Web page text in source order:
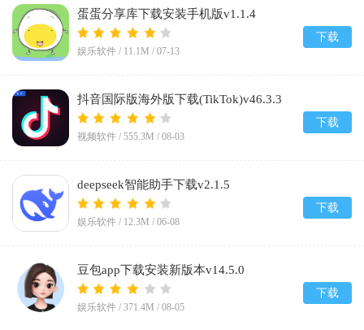
蛋蛋分享库下载安装手机版v1.1.4
娱乐软件 / 11.1M / 07-13
下载
抖音国际版海外版下载(TikTok)v46.3.3
视频软件 / 555.3M / 08-03
下载
deepseek智能助手下载v2.1.5
娱乐软件 / 12.3M / 06-08
下载
豆包app下载安装新版本v14.5.0
娱乐软件 / 371.4M / 08-05
下载